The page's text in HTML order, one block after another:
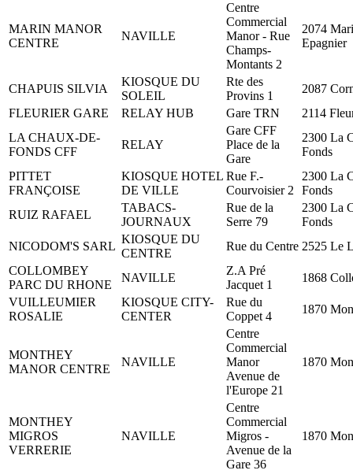
MARIN MANOR
CENTRE
NAVILLE
Centre
Commercial
Manor - Rue
Champs-
Montants 2
2074
Epagnier
CHAPUIS SILVIA
KIOSQUE DU
SOLEIL
Rte des
Provins 1
2087
FLEURIER GARE
RELAY HUB Gare TRN
2114
LA CHAUX-DE-
FONDS CFF
RELAY
Gare CFF
Place de la
Gare
2300 La
Fonds
PITTET
FRANÇOISE
KIOSQUE HOTEL
DE VILLE
Rue F.-
Courvoisier 2
2300 La
Fonds
RUIZ RAFAEL
TABACS-
JOURNAUX
Rue de la
Serre 79
2300 La
Fonds
NICODOM'S SARL
KIOSQUE DU
CENTRE
Rue du Centre 2525 Le
COLLOMBEY
PARC DU RHONE
NAVILLE
Z.A Pré
Jacquet 1
1868
VUILLEUMIER
ROSALIE
KIOSQUE CITY-
CENTER
Rue du
Coppet 4
1870
MONTHEY
MANOR CENTRE
NAVILLE
Centre
Commercial
Manor
Avenue de
l'Europe 21
1870
MONTHEY
MIGROS
VERRERIE
NAVILLE
Centre
Commercial
Migros -
Avenue de la
Gare 36
1870